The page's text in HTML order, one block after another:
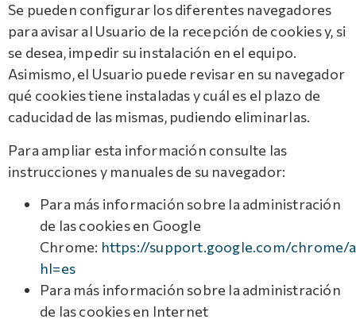
Se pueden configurar los diferentes navegadores
para avisar al Usuario de la recepción de cookies y, si
se desea, impedir su instalación en el equipo.
Asimismo, el Usuario puede revisar en su navegador
qué cookies tiene instaladas y cuál es el plazo de
caducidad de las mismas, pudiendo eliminarlas.
Para ampliar esta información consulte las
instrucciones y manuales de su navegador:
Para más información sobre la administración
de las cookies en Google
Chrome: https://support.google.com/chrome/
hl=es
Para más información sobre la administración
de las cookies en Internet